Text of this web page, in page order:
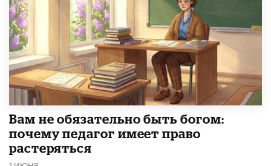
​Вам не обязательно быть богом:
почему педагог имеет право
растеряться